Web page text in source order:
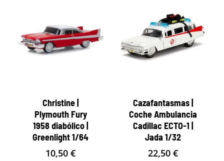
Christine |
Plymouth Fury
1958 diabólico |
Greenlight 1/64
10,50€
Cazafantasmas |
Coche Ambulancia
Cadillac ECTO-1 |
Jada 1/32
22,50 €